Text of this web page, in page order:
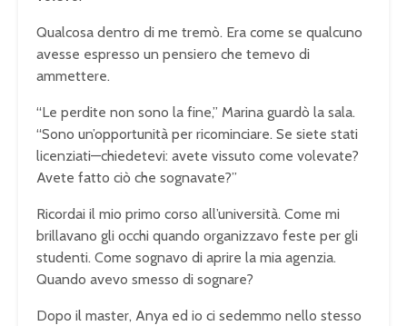
Qualcosa dentro di me tremò. Era come se qualcuno
avesse espresso un pensiero che temevo di
ammettere.
“Le perdite non sono la fine,” Marina guardò la sala.
“Sono un’opportunità per ricominciare. Se siete stati
licenziati—chiedetevi: avete vissuto come volevate?
Avete fatto ciò che sognavate?”
Ricordai il mio primo corso all’università. Come mi
brillavano gli occhi quando organizzavo feste per gli
studenti. Come sognavo di aprire la mia agenzia.
Quando avevo smesso di sognare?
Dopo il master, Anya ed io ci sedemmo nello stesso